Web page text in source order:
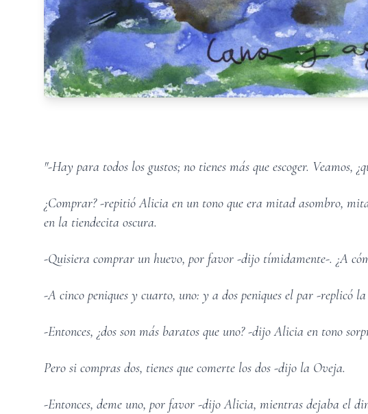
"-Hay para todos los gustos; no tienes más que escoger. Veamos,
¿Comprar? -repitió Alicia en un tono que era mitad asombro,
en la tiendecita oscura.
-Quisiera comprar un huevo, por favor -dijo tímidamente-. ¿A
-A cinco peniques y cuarto, uno: y a dos peniques el par -replicó
-Entonces, ¿dos son más baratos que uno? -dijo Alicia en tono
Pero si compras dos, tienes que comerte los dos -dijo la Oveja.
-Entonces, deme uno, por favor -dijo Alicia, mientras dejaba el